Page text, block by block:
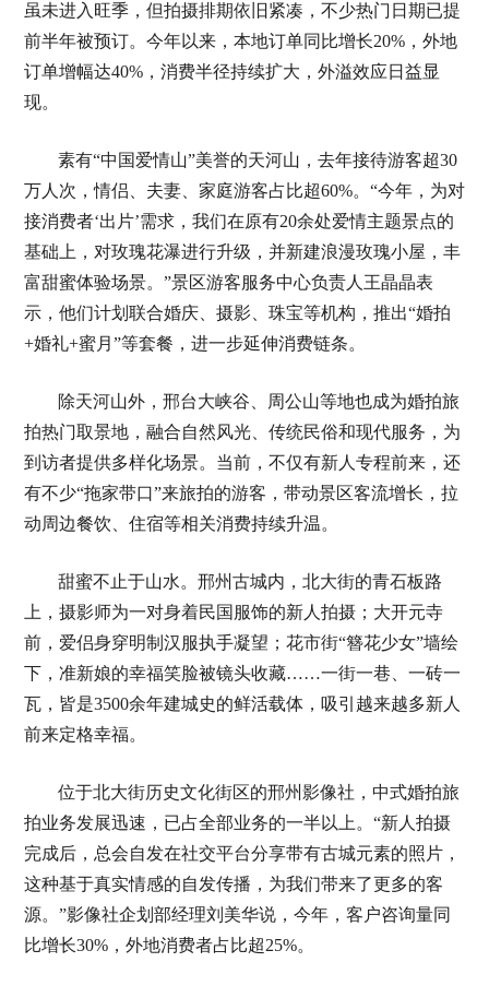
虽未进入旺季，但拍摄排期依旧紧凑，不少热门日期已提
前半年被预订。今年以来，本地订单同比增长20%，外地
订单增幅达40%，消费半径持续扩大，外溢效应日益显
现。
素有“中国爱情山”美誉的天河山，去年接待游客超30
万人次，情侣、夫妻、家庭游客占比超60%。“今年，为对
接消费者‘出片’需求，我们在原有20余处爱情主题景点的
基础上，对玫瑰花瀑进行升级，并新建浪漫玫瑰小屋，丰
富甜蜜体验场景。”景区游客服务中心负责人王晶晶表
示，他们计划联合婚庆、摄影、珠宝等机构，推出“婚拍
+婚礼+蜜月”等套餐，进一步延伸消费链条。
除天河山外，邢台大峡谷、周公山等地也成为婚拍旅
拍热门取景地，融合自然风光、传统民俗和现代服务，为
到访者提供多样化场景。当前，不仅有新人专程前来，还
有不少“拖家带口”来旅拍的游客，带动景区客流增长，拉
动周边餐饮、住宿等相关消费持续升温。
甜蜜不止于山水。邢州古城内，北大街的青石板路
上，摄影师为一对身着民国服饰的新人拍摄；大开元寺
前，爱侣身穿明制汉服执手凝望；花市街“簪花少女”墙绘
下，准新娘的幸福笑脸被镜头收藏……一街一巷、一砖一
瓦，皆是3500余年建城史的鲜活载体，吸引越来越多新人
前来定格幸福。
位于北大街历史文化街区的邢州影像社，中式婚拍旅
拍业务发展迅速，已占全部业务的一半以上。“新人拍摄
完成后，总会自发在社交平台分享带有古城元素的照片，
这种基于真实情感的自发传播，为我们带来了更多的客
源。”影像社企划部经理刘美华说，今年，客户咨询量同
比增长30%，外地消费者占比超25%。